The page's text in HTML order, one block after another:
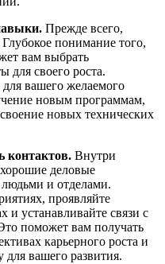
Прежде всего,
понимание того,
вам выбрать
для своего роста.
вашего желаемого
новым программам,
новых технических
контактов. Внутри
деловые
и отделами.
проявляйте
и устанавливайте связи с
поможет вам получать
карьерного роста и
для вашего развития.